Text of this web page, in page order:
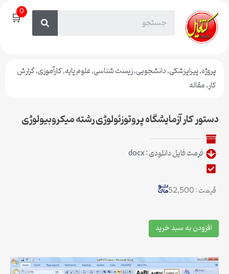
🛒0
پروژه,پیراپزشکی,دانشجویی,زیست شناسی,علوم پایه,کارآموزی,گزارش
کار,مقاله
دستور کار آزمایشگاه پروتوزئولوژی رشته میکروبیولوژی
فرمت فایل دانلودی : docx
قیمت : 52,500
افزودن به سبد خرید